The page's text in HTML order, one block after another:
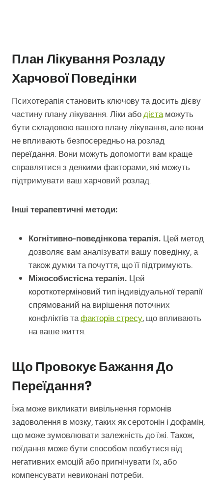
План Лікування Розладу
Харчової Поведінки
Психотерапія становить ключову та досить дієву
частину плану лікування. Ліки абодієтаможуть
бути складовою вашого плану лікування, але вони
не впливають безпосередньо на розлад
переїдання. Вони можуть допомогти вам краще
справлятися з деякими факторами, які можуть
підтримувати ваш харчовий розлад.
Інші терапевтичні методи:
Когнітивно-поведінкова терапія. Цей метод
дозволяє вам аналізувати вашу поведінку, а
також думки та почуття, що її підтримують.
Міжособистісна терапія. Цей
короткотерміновий тип індивідуальної терапії
спрямований на вирішення поточних
конфліктів тафакторів стресу, що впливають
на ваше життя.
Що Провокує Бажання До
Переїдання?
Їжа може викликати вивільнення гормонів
задоволення в мозку, таких як серотонін і дофамін,
що може зумовлювати залежність до їжі. Також,
поїдання може бути способом позбутися від
негативних емоцій або пригнічувати їх, або
компенсувати невиконані потреби.